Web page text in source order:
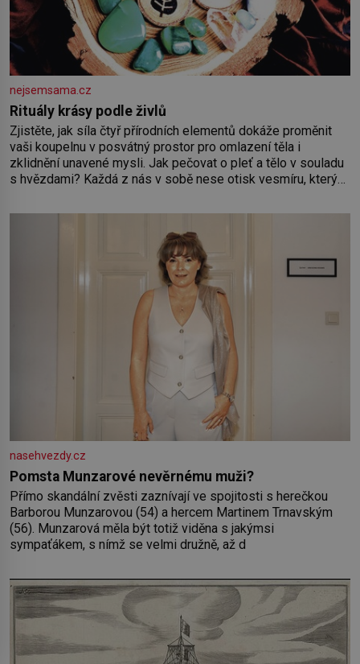
nejsemsama.cz
Rituály krásy podle živlů
Zjistěte, jak síla čtyř přírodních elementů dokáže proměnit
vaši koupelnu v posvátný prostor pro omlazení těla i
zklidnění unavené mysli. Jak pečovat o pleť a tělo v souladu
s hvězdami? Každá z nás v sobě nese otisk vesmíru, který
pokožky. Ohnivá znamení Ženy narozené ve znamení Berana,
nasehvezdy.cz
Pomsta Munzarové nevěrnému muži?
Přímo skandální zvěsti zaznívají ve spojitosti s herečkou
Barborou Munzarovou (54) a hercem Martinem Trnavským
(56). Munzarová měla být totiž viděna s jakýmsi
sympaťákem, s nímž se velmi družně, až d